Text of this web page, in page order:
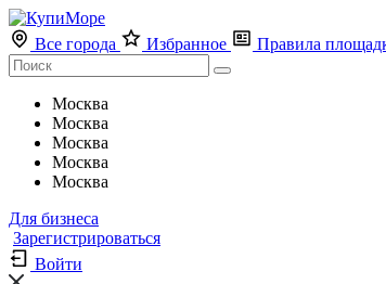
Все города Избранное Правила
Москва
Москва
Москва
Москва
Москва
Для бизнеса
Зарегистрироваться
Войти